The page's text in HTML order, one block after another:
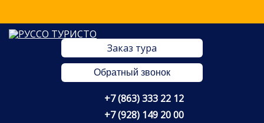
Заказ тура
Обратный звонок
+7 (863) 333 22 12
+7 (928) 149 20 00